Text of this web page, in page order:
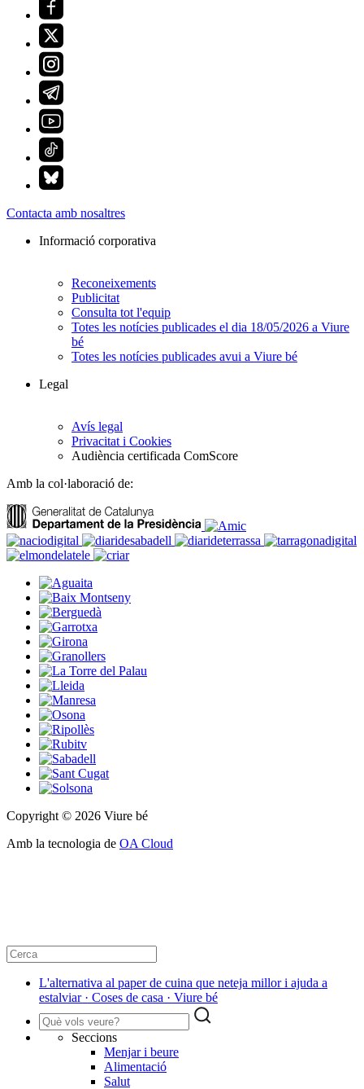
Contacta amb nosaltres
Informació corporativa
Reconeixements
Publicitat
Consulta tot l'equip
Totes les notícies publicades el dia 18/05/2026 a Viure
bé
Totes les notícies publicades avui a Viure bé
Legal
Avís legal
Privacitat i Cookies
Audiència certificada ComScore
Amb la col·laboració de:
Copyright © 2026 Viure bé
Amb la tecnologia de OA Cloud
L'alternativa al paper de cuina que neteja millor i ajuda a
estalviar · Coses de casa · Viure bé
Seccions
Menjar i beure
Alimentació
Salut